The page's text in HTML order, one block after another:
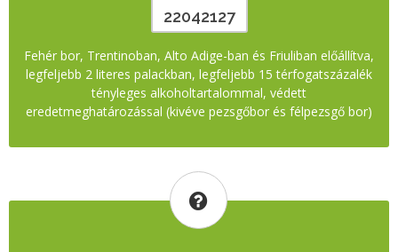
22042127
Fehér bor, Trentinoban, Alto Adige-ban és Friuliban előállítva,
legfeljebb 2 literes palackban, legfeljebb 15 térfogatszázalék
tényleges alkoholtartalommal, védett
eredetmeghatározással (kivéve pezsgőbor és félpezsgő bor)